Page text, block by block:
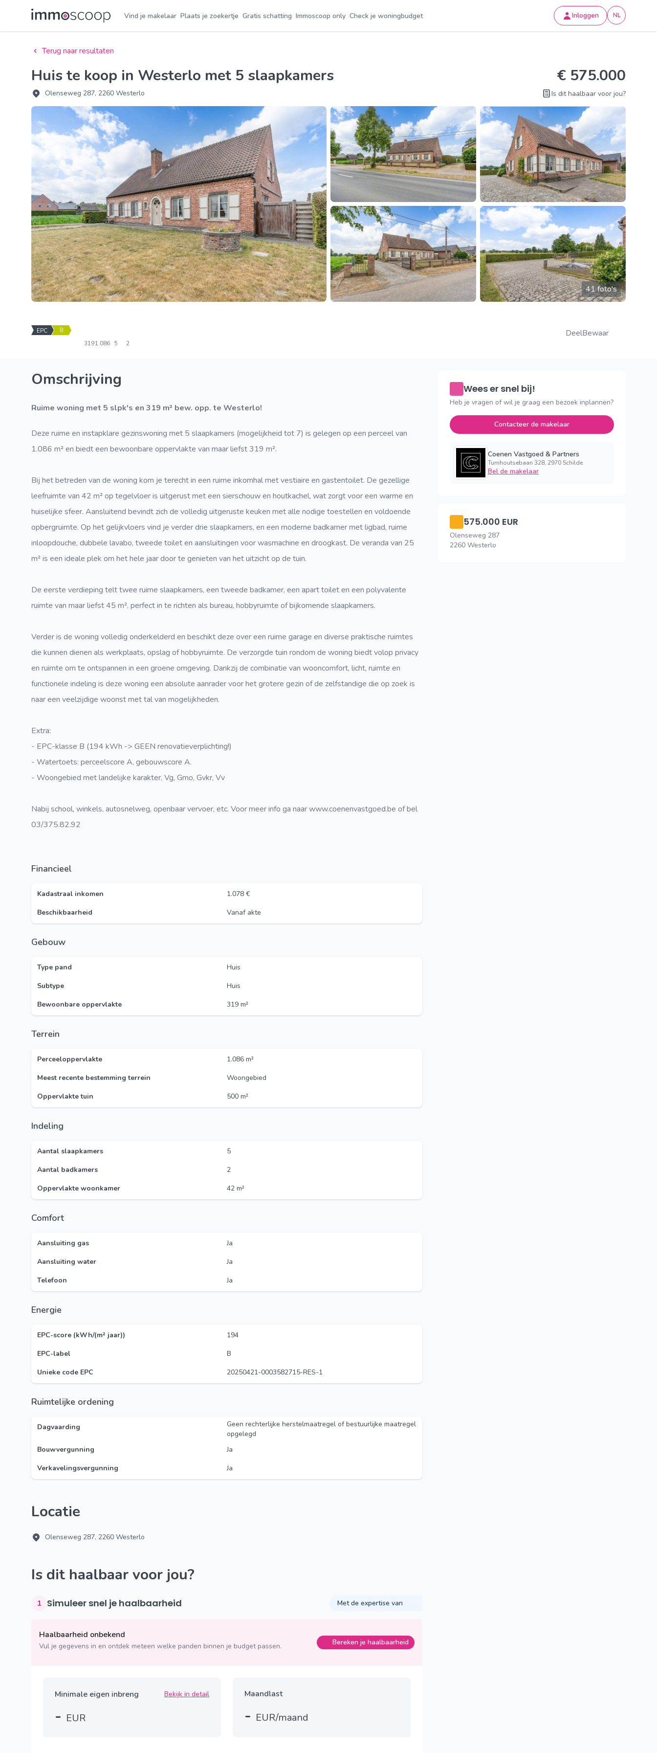
Vind je makelaar Plaats je zoekertje Gratis schatting Immoscoop only Check je woningbudget Inloggen NL
Terug naar resultaten
Huis te koop in Westerlo met 5 slaapkamers
Olenseweg 287, 2260 Westerlo
€ 575.000
Is dit haalbaar voor jou?
41 foto's
EPC B
3191.086 5 2
DeelBewaar
Omschrijving
Ruime woning met 5 slpk's en 319 m² bew. opp. te Westerlo!
Deze ruime en instapklare gezinswoning met 5 slaapkamers (mogelijkheid tot 7) is gelegen op een perceel van
1.086 m² en biedt een bewoonbare oppervlakte van maar liefst 319 m².
Bij het betreden van de woning kom je terecht in een ruime inkomhal met vestiaire en gastentoilet. De gezellige
leefruimte van 42 m² op tegelvloer is uitgerust met een sierschouw en houtkachel, wat zorgt voor een warme en
huiselijke sfeer. Aansluitend bevindt zich de volledig uitgeruste keuken met alle nodige toestellen en voldoende
opbergruimte. Op het gelijkvloers vind je verder drie slaapkamers, en een moderne badkamer met ligbad, ruime
inloopdouche, dubbele lavabo, tweede toilet en aansluitingen voor wasmachine en droogkast. De veranda van 25
m² is een ideale plek om het hele jaar door te genieten van het uitzicht op de tuin.
De eerste verdieping telt twee ruime slaapkamers, een tweede badkamer, een apart toilet en een polyvalente
ruimte van maar liefst 45 m², perfect in te richten als bureau, hobbyruimte of bijkomende slaapkamers.
Verder is de woning volledig onderkelderd en beschikt deze over een ruime garage en diverse praktische ruimtes
die kunnen dienen als werkplaats, opslag of hobbyruimte. De verzorgde tuin rondom de woning biedt volop privacy
en ruimte om te ontspannen in een groene omgeving. Dankzij de combinatie van wooncomfort, licht, ruimte en
functionele indeling is deze woning een absolute aanrader voor het grotere gezin of de zelfstandige die op zoek is
naar een veelzijdige woonst met tal van mogelijkheden.
Extra:
- EPC-klasse B (194 kWh -> GEEN renovatieverplichting!)
- Watertoets: perceelscore A, gebouwscore A.
- Woongebied met landelijke karakter, Vg, Gmo, Gvkr, Vv
Nabij school, winkels, autosnelweg, openbaar vervoer, etc. Voor meer info ga naar www.coenenvastgoed.be of bel
03/375.82.92
Financieel
Kadastraal inkomen
1.078 €
Beschikbaarheid
Vanaf akte
Gebouw
Type pand
Huis
Subtype
Huis
Bewoonbare oppervlakte
319 m²
Terrein
Perceeloppervlakte
1.086 m²
Meest recente bestemming terrein
Woongebied
Oppervlakte tuin
500 m²
Indeling
Aantal slaapkamers
5
Aantal badkamers
2
Oppervlakte woonkamer
42 m²
Comfort
Aansluiting gas
Ja
Aansluiting water
Ja
Telefoon
Ja
Energie
EPC-score (kWh/(m² jaar))
194
EPC-label
B
Unieke code EPC
20250421-0003582715-RES-1
Ruimtelijke ordening
Dagvaarding
Geen rechterlijke herstelmaatregel of bestuurlijke maatregel
opgelegd
Bouwvergunning
Ja
Verkavelingsvergunning
Ja
Locatie
Olenseweg 287, 2260 Westerlo
Is dit haalbaar voor jou?
1 Simuleer snel je haalbaarheid Met de expertise van
Haalbaarheid onbekend
Vul je gegevens in en ontdek meteen welke panden binnen je budget passen. Bereken je haalbaarheid
Minimale eigen inbreng Bekijk in detail
- EUR
Maandlast
- EUR/maand
Wees er snel bij!
Heb je vragen of wil je graag een bezoek inplannen?
Contacteer de makelaar
Coenen Vastgoed & Partners
Turnhoutsebaan 328, 2970 Schilde
Bel de makelaar
575.000 EUR
Olenseweg 287
2260 Westerlo